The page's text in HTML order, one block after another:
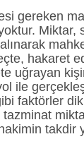
gereken
Miktar,
hakaret
uğrayan
ile
faktörler
tazminat
takdir